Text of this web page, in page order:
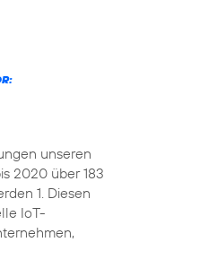
unseren
2020 über 183
1. Diesen
IoT-